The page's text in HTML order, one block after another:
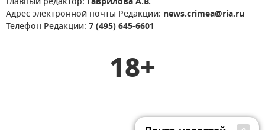
Адрес электронной почты Редакции: news.crimea@ria.ru
Телефон Редакции: 7 (495) 645-6601
18+